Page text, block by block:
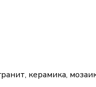
керамика,